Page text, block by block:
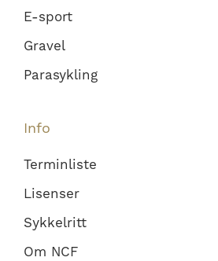
E-sport
Gravel
Parasykling
Info
Terminliste
Lisenser
Sykkelritt
Om NCF